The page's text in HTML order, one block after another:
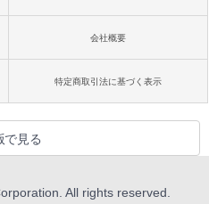
会社概要
特定商取引法に基づく表示
で見る
All rights reserved.